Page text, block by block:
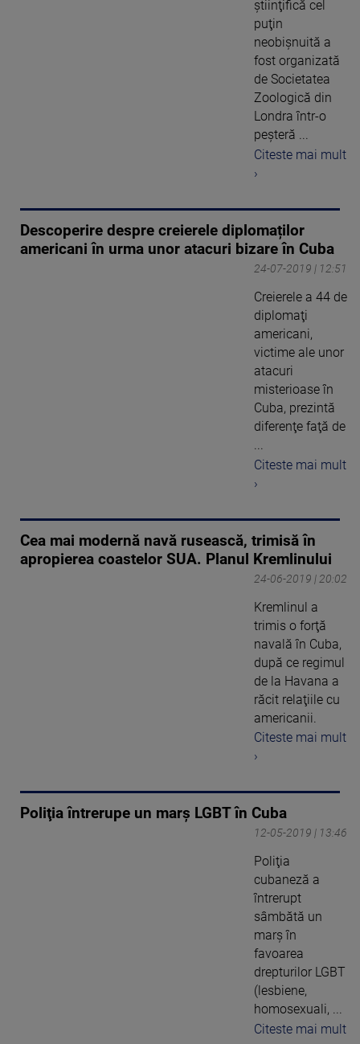
ştiinţifică cel
puţin
neobişnuită a
fost organizată
de Societatea
Zoologică din
Londra într-o
peşteră ...
Citeste mai mult
›
Descoperire despre creierele diplomaților
americani în urma unor atacuri bizare în Cuba
24-07-2019 | 12:51
Creierele a 44 de
diplomaţi
americani,
victime ale unor
atacuri
misterioase în
Cuba, prezintă
diferenţe faţă de
...
Citeste mai mult
›
Cea mai modernă navă rusească, trimisă în
apropierea coastelor SUA. Planul Kremlinului
24-06-2019 | 20:02
Kremlinul a
trimis o forţă
navală în Cuba,
după ce regimul
de la Havana a
răcit relaţiile cu
americanii.
Citeste mai mult
›
Poliţia întrerupe un marş LGBT în Cuba
12-05-2019 | 13:46
Poliţia
cubaneză a
întrerupt
sâmbătă un
marş în
favoarea
drepturilor LGBT
(lesbiene,
homosexuali, ...
Citeste mai mult